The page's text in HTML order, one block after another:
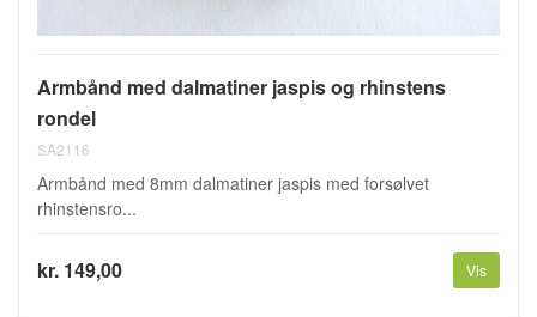
Armbånd med dalmatiner jaspis og rhinstens
rondel
SA2116
Armbånd med 8mm dalmatiner jaspis med forsølvet
rhinstensro...
kr. 149,00 Vis